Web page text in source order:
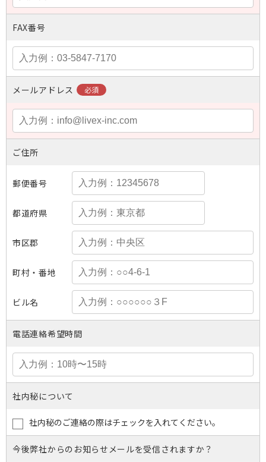
FAX番号
メールアドレス
ご住所
郵便番号
都道府県
市区郡
町村・番地
ビル名
電話連絡希望時間
社内秘について
社内秘のご連絡の際はチェックを入れてください。
今後弊社からのお知らせメールを受信されますか？